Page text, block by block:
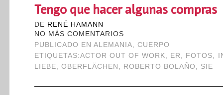
Tengo que hacer algunas compras
DE RENÉ HAMANN
NO MÁS COMENTARIOS
PUBLICADO EN ALEMANIA,CUERPO
ETIQUETAS:ACTOR OUT OF WORK, ER , FOTOS,
LIEBE, OBERFLÄCHEN , ROBERTO BOLAÑO , SIE